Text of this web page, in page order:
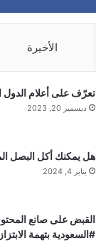
الأخيرة
تعرّف على أعلام الدول
ديسمبر 20, 2023
هل يمكنك أكل البصل
يناير 4, 2024
القبض على صانع
#السعودية بتهمة الابتزاز